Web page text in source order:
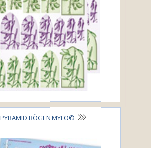
PYRAMID BÖGEN MYLO©